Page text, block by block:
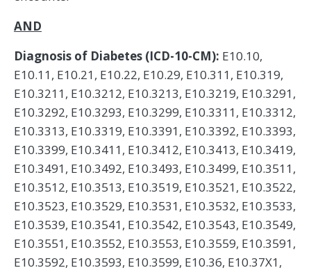
AND
Diagnosis of Diabetes (ICD-10-CM): E10.10,
E10.11, E10.21, E10.22, E10.29, E10.311, E10.319,
E10.3211, E10.3212, E10.3213, E10.3219, E10.3291,
E10.3292, E10.3293, E10.3299, E10.3311, E10.3312,
E10.3313, E10.3319, E10.3391, E10.3392, E10.3393,
E10.3399, E10.3411, E10.3412, E10.3413, E10.3419,
E10.3491, E10.3492, E10.3493, E10.3499, E10.3511,
E10.3512, E10.3513, E10.3519, E10.3521, E10.3522,
E10.3523, E10.3529, E10.3531, E10.3532, E10.3533,
E10.3539, E10.3541, E10.3542, E10.3543, E10.3549,
E10.3551, E10.3552, E10.3553, E10.3559, E10.3591,
E10.3592, E10.3593, E10.3599, E10.36, E10.37X1,